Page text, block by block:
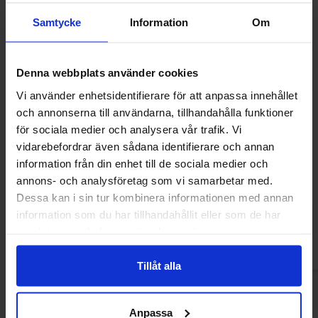
Samtycke Information Om
Denna webbplats använder cookies
Vi använder enhetsidentifierare för att anpassa innehållet
och annonserna till användarna, tillhandahålla funktioner
för sociala medier och analysera vår trafik. Vi
vidarebefordrar även sådana identifierare och annan
information från din enhet till de sociala medier och
annons- och analysföretag som vi samarbetar med.
Dessa kan i sin tur kombinera informationen med annan
information som du har tillhandahållit eller som de har
Tillåt alla
Anpassa
Jolly Rancher Hard Candy - Blue
Raspberry 184g
69.90 kr
Kjøp